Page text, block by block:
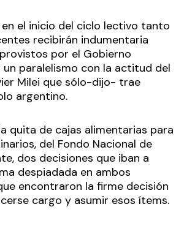
el inicio del ciclo lectivo tanto
recibirán indumentaria
por el Gobierno
paralelismo con la actitud del
Milei que sólo-dijo- trae
argentino.
quita de cajas alimentarias para
del Fondo Nacional de
dos decisiones que iban a
despiadada en ambos
encontraron la firme decisión
cargo y asumir esos ítems.